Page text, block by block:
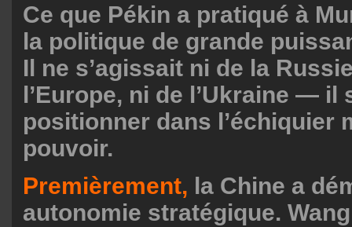
Ce que Pékin a pratiqué à
la politique de grande
Il ne s’agissait ni de la
l’Europe, ni de l’Ukraine — il
positionner dans l’échiquier
pouvoir.
Premièrement, la Chine a
autonomie stratégique.